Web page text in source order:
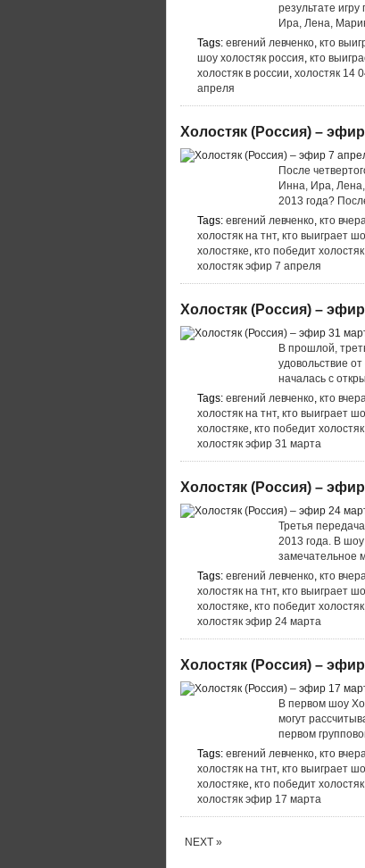
результате
Ира, Лена,
Tags: евгений левченко, кто
шоу холостяк россия, кто
холостяк в россии, холостяк 14
апреля
Холостяк (Россия) –
После
Инна, Ира,
2013 года?
Tags: евгений левченко, кто
холостяк на тнт, кто выиграет
холостяке, кто победит холостяк
холостяк эфир 7 апреля
Холостяк (Россия) –
В прошлой,
удовольствие
началась с
Tags: евгений левченко, кто
холостяк на тнт, кто выиграет
холостяке, кто победит холостяк
холостяк эфир 31 марта
Холостяк (Россия) –
Третья
2013 года. В
замечательное
Tags: евгений левченко, кто
холостяк на тнт, кто выиграет
холостяке, кто победит холостяк
холостяк эфир 24 марта
Холостяк (Россия) –
В первом шоу
могут
первом
Tags: евгений левченко, кто
холостяк на тнт, кто выиграет
холостяке, кто победит холостяк
холостяк эфир 17 марта
NEXT »